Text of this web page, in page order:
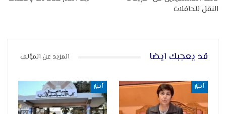
النقل للحافلات
قد يعجبك ايضا المزيد عن المؤلف
أخبار أخبار